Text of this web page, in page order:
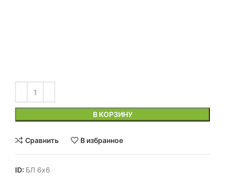
В КОРЗИНУ
Сравнить В избранное
ID: БЛ 6х6